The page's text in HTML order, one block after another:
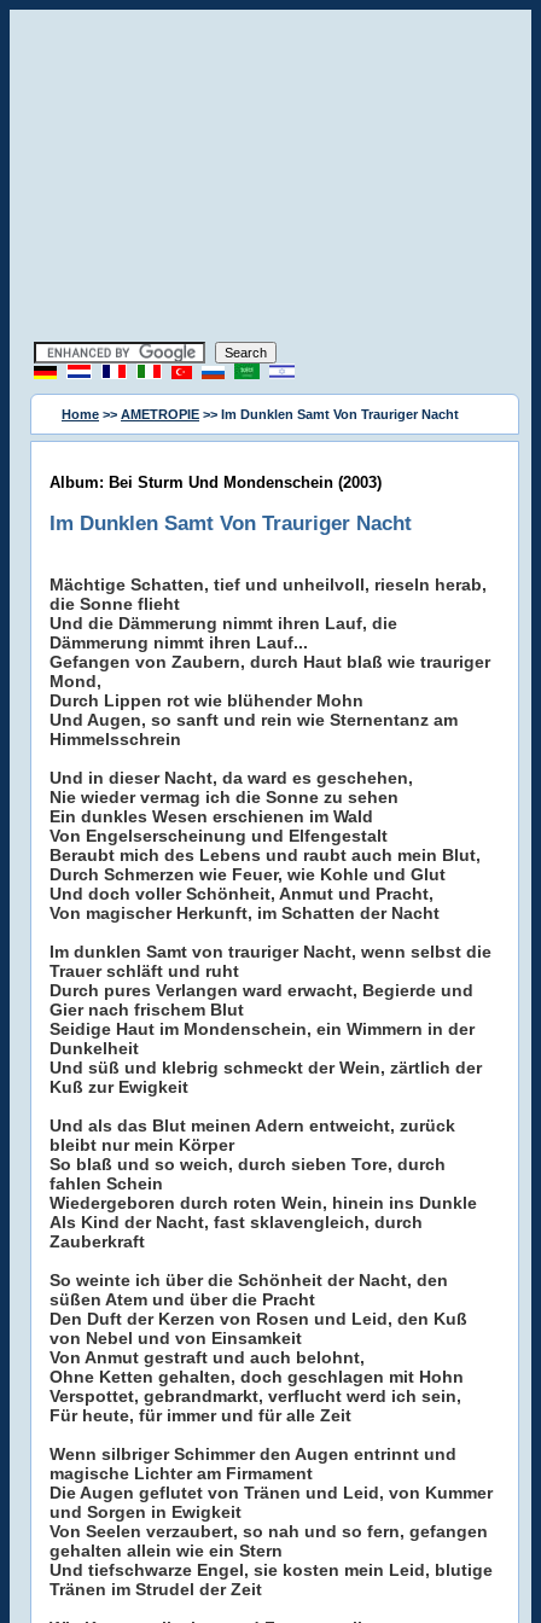
Home >> AMETROPIE >> Im Dunklen Samt Von Trauriger Nacht
Album: Bei Sturm Und Mondenschein (2003)
Im Dunklen Samt Von Trauriger Nacht
Mächtige Schatten, tief und unheilvoll, rieseln herab,
die Sonne flieht
Und die Dämmerung nimmt ihren Lauf, die
Dämmerung nimmt ihren Lauf...
Gefangen von Zaubern, durch Haut blaß wie trauriger
Mond,
Durch Lippen rot wie blühender Mohn
Und Augen, so sanft und rein wie Sternentanz am
Himmelsschrein
Und in dieser Nacht, da ward es geschehen,
Nie wieder vermag ich die Sonne zu sehen
Ein dunkles Wesen erschienen im Wald
Von Engelserscheinung und Elfengestalt
Beraubt mich des Lebens und raubt auch mein Blut,
Durch Schmerzen wie Feuer, wie Kohle und Glut
Und doch voller Schönheit, Anmut und Pracht,
Von magischer Herkunft, im Schatten der Nacht
Im dunklen Samt von trauriger Nacht, wenn selbst die
Trauer schläft und ruht
Durch pures Verlangen ward erwacht, Begierde und
Gier nach frischem Blut
Seidige Haut im Mondenschein, ein Wimmern in der
Dunkelheit
Und süß und klebrig schmeckt der Wein, zärtlich der
Kuß zur Ewigkeit
Und als das Blut meinen Adern entweicht, zurück
bleibt nur mein Körper
So blaß und so weich, durch sieben Tore, durch
fahlen Schein
Wiedergeboren durch roten Wein, hinein ins Dunkle
Als Kind der Nacht, fast sklavengleich, durch
Zauberkraft
So weinte ich über die Schönheit der Nacht, den
süßen Atem und über die Pracht
Den Duft der Kerzen von Rosen und Leid, den Kuß
von Nebel und von Einsamkeit
Von Anmut gestraft und auch belohnt,
Ohne Ketten gehalten, doch geschlagen mit Hohn
Verspottet, gebrandmarkt, verflucht werd ich sein,
Für heute, für immer und für alle Zeit
Wenn silbriger Schimmer den Augen entrinnt und
magische Lichter am Firmament
Die Augen geflutet von Tränen und Leid, von Kummer
und Sorgen in Ewigkeit
Von Seelen verzaubert, so nah und so fern, gefangen
gehalten allein wie ein Stern
Und tiefschwarze Engel, sie kosten mein Leid, blutige
Tränen im Strudel der Zeit